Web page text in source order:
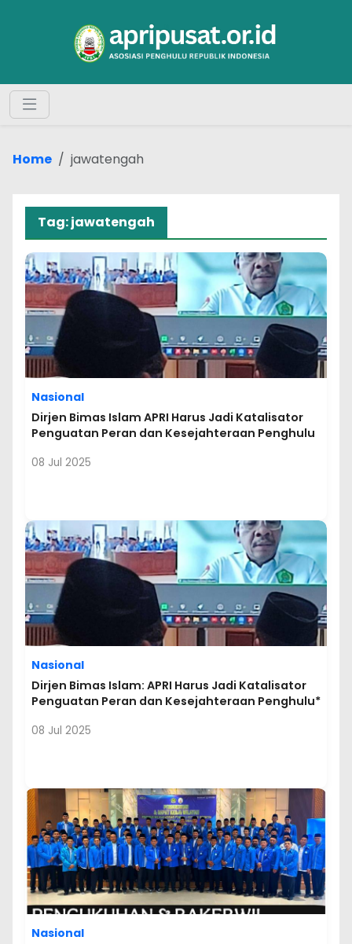
Home jawatengah
Tag: jawatengah
Nasional
Dirjen Bimas Islam APRI Harus Jadi Katalisator
Penguatan Peran dan Kesejahteraan Penghulu
08 Jul 2025
Nasional
Dirjen Bimas Islam: APRI Harus Jadi Katalisator
Penguatan Peran dan Kesejahteraan Penghulu*
08 Jul 2025
Nasional